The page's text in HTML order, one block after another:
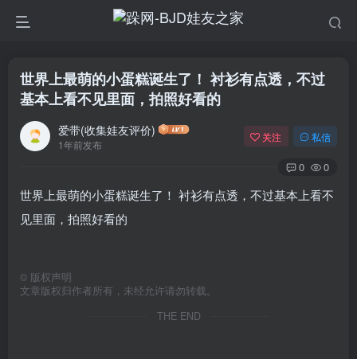
世界上最萌的小蛋糕诞生了！ 衬衫有点透，不过
基本上看不见里面，拍照好看的
爱带(收集娃友评价)
1年前发布
关注 私信
0 0
世界上最萌的小蛋糕诞生了！ 衬衫有点透，不过基本上看不
见里面，拍照好看的
© 版权声明
文章版权归作者所有，未经允许请勿转载。
THE END